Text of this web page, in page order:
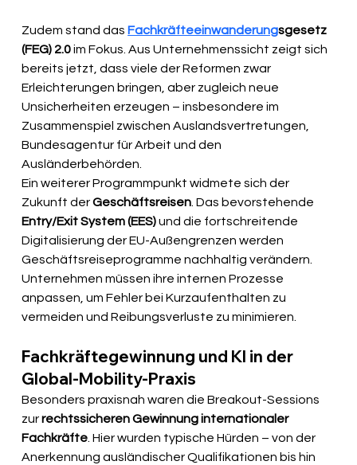
Zudem stand das Fachkräfteeinwanderungsgesetz
(FEG) 2.0 im Fokus. Aus Unternehmenssicht zeigt sich
bereits jetzt, dass viele der Reformen zwar
Erleichterungen bringen, aber zugleich neue
Unsicherheiten erzeugen – insbesondere im
Zusammenspiel zwischen Auslandsvertretungen,
Bundesagentur für Arbeit und den
Ausländerbehörden.
Ein weiterer Programmpunkt widmete sich der
Zukunft der Geschäftsreisen . Das bevorstehende
Entry/Exit System (EES) und die fortschreitende
Digitalisierung der EU-Außengrenzen werden
Geschäftsreiseprogramme nachhaltig verändern.
Unternehmen müssen ihre internen Prozesse
anpassen, um Fehler bei Kurzaufenthalten zu
vermeiden und Reibungsverluste zu minimieren.
Fachkräftegewinnung und KI in der
Global-Mobility-Praxis
Besonders praxisnah waren die Breakout-Sessions
zur rechtssicheren Gewinnung internationaler
Fachkräfte . Hier wurden typische Hürden – von der
Anerkennung ausländischer Qualifikationen bis hin